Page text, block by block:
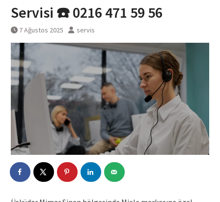
Servisi ☎️ 0216 471 59 56
7 Ağustos 2025 servis